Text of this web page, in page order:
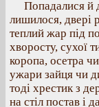
Попадалися й
лишилося, двері
теплий жар під
хворосту, сухої
коропа, осетра
ужари зайця чи
тоді хрестик з
на стіл постав і